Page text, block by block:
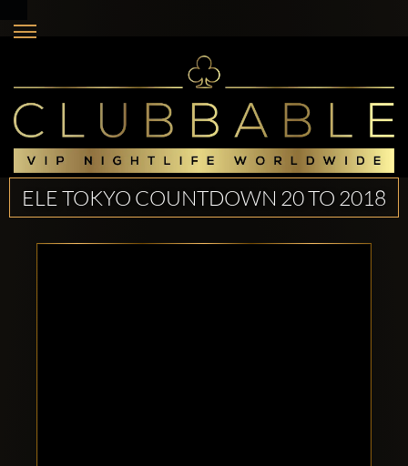
ELE TOKYO COUNTDOWN 20 TO 2018